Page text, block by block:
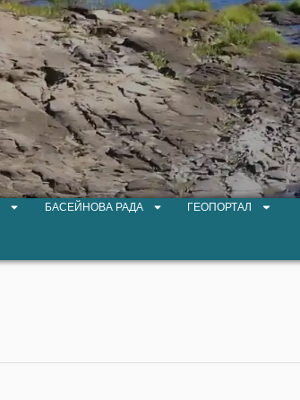
БАСЕЙНОВА РАДА ГЕОПОРТАЛ